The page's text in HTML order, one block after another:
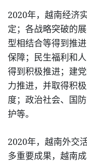
2020年，越南经济
定；各战略突破的
型相结合等得到推
保障；民生福利和
得到积极推进；建
力推进，并取得积
度；政治社会、国
护等。
2020年，越南外交
多重要成果，越南